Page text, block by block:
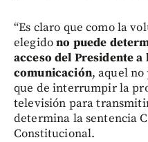
“Es claro que como la
elegidono puede
acceso del Presidente a
comunicación, aquel
que de interrumpir la
televisión para
determina la sentencia
Constitucional.